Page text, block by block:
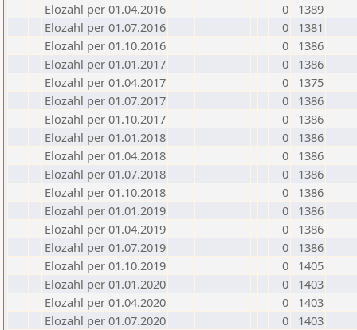
Elozahl per 01.04.2016
0
1389
Elozahl per 01.07.2016
0
1381
Elozahl per 01.10.2016
0
1386
Elozahl per 01.01.2017
0
1386
Elozahl per 01.04.2017
0
1375
Elozahl per 01.07.2017
0
1386
Elozahl per 01.10.2017
0
1386
Elozahl per 01.01.2018
0
1386
Elozahl per 01.04.2018
0
1386
Elozahl per 01.07.2018
0
1386
Elozahl per 01.10.2018
0
1386
Elozahl per 01.01.2019
0
1386
Elozahl per 01.04.2019
0
1386
Elozahl per 01.07.2019
0
1386
Elozahl per 01.10.2019
0
1405
Elozahl per 01.01.2020
0
1403
Elozahl per 01.04.2020
0
1403
Elozahl per 01.07.2020
0
1403